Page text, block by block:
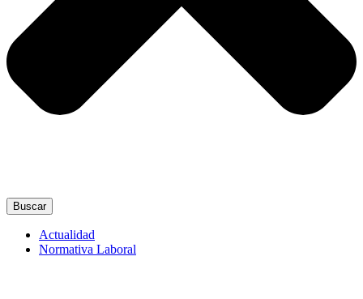
Buscar
Actualidad
Normativa Laboral